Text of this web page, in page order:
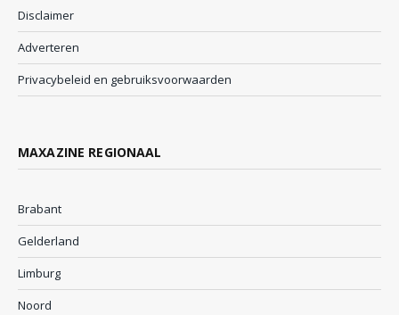
Disclaimer
Adverteren
Privacybeleid en gebruiksvoorwaarden
MAXAZINE REGIONAAL
Brabant
Gelderland
Limburg
Noord